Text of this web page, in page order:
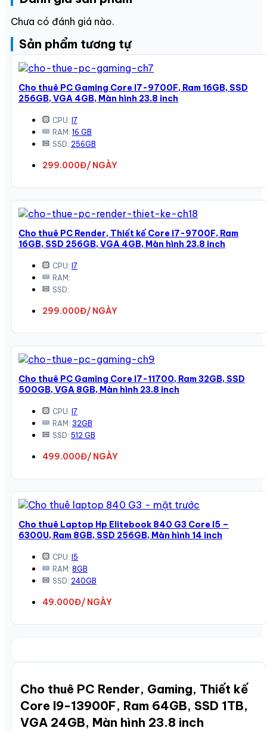
Chưa có đánh giá nào.
Sản phẩm tương tự
Cho thuê PC Gaming Core I7-9700F, Ram 16GB, SSD
256GB, VGA 4GB, Màn hình 23.8 inch
CPU: I7
RAM: 16 GB
SSD: 256GB
299.000Đ/ NGÀY
Cho thuê PC Render, Thiết kế Core I7-9700F, Ram
16GB, SSD 256GB, VGA 4GB, Màn hình 23.8 inch
CPU: I7
RAM:
SSD:
299.000Đ/ NGÀY
Cho thuê PC Gaming Core I7-11700, Ram 32GB, SSD
500GB, VGA 8GB, Màn hình 23.8 inch
CPU: I7
RAM: 32GB
SSD: 512 GB
499.000Đ/ NGÀY
Cho thuê Laptop Hp Elitebook 840 G3 Core I5 –
6300U, Ram 8GB, SSD 256GB, Màn hình 14 inch
CPU: I5
RAM: 8GB
SSD: 240GB
49.000Đ/ NGÀY
Cho thuê PC Render, Gaming, Thiết kế
Core I9-13900F, Ram 64GB, SSD 1TB,
VGA 24GB, Màn hình 23.8 inch